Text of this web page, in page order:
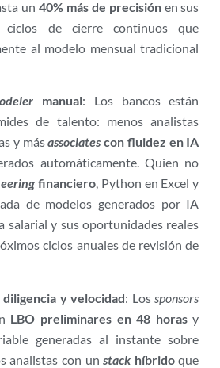
un40% más de precisiónen sus
de cierre continuos que
al modelo mensual tradicional
manual: Los bancos están
de talento: menos analistas
y másassociates con fluidez en IA
automáticamente. Quien no
financiero, Python en Excel y
de modelos generados por IA
salarial y sus oportunidades reales
ciclos anuales de revisión de
y velocidad: Lossponsors
LBO preliminares en 48 horasy
generadas al instante sobre
analistas con unstack híbridoque